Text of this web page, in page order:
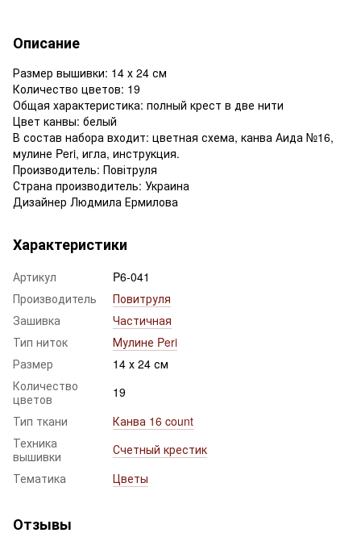
Описание
Размер вышивки: 14 х 24 см
Количество цветов: 19
Общая характеристика: полный крест в две нити
Цвет канвы: белый
В состав набора входит: цветная схема, канва Аида №16,
мулине Peri, игла, инструкция.
Производитель: Повітруля
Страна производитель: Украина
Дизайнер Людмила Ермилова
Характеристики
Артикул
P6-041
Производитель
Повитруля
Зашивка
Частичная
Тип ниток
Мулине Peri
Размер
14 х 24 см
Количество
цветов
19
Тип ткани
Канва 16 count
Техника
вышивки
Счетный крестик
Тематика
Цветы
Отзывы